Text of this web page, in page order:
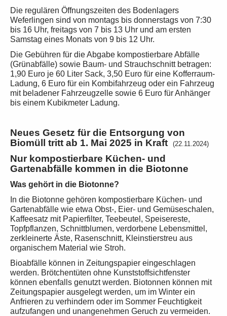
Die regulären Öffnungszeiten des Bodenlagers
Weferlingen sind von montags bis donnerstags von 7:30
bis 16 Uhr, freitags von 7 bis 13 Uhr und am ersten
Samstag eines Monats von 9 bis 12 Uhr.
Die Gebühren für die Abgabe kompostierbare Abfälle
(Grünabfälle) sowie Baum- und Strauchschnitt betragen:
1,90 Euro je 60 Liter Sack, 3,50 Euro für eine Kofferraum-
Ladung, 6 Euro für ein Kombifahrzeug oder ein Fahrzeug
mit beladener Fahrzeugzelle sowie 6 Euro für Anhänger
bis einem Kubikmeter Ladung.
Neues Gesetz für die Entsorgung von
Biomüll tritt ab 1. Mai 2025 in Kraft
(22.11.2024)
Nur kompostierbare Küchen- und
Gartenabfälle kommen in die Biotonne
Was gehört in die Biotonne?
In die Biotonne gehören kompostierbare Küchen- und
Gartenabfälle wie etwa Obst-, Eier- und Gemüseschalen,
Kaffeesatz mit Papierfilter, Teebeutel, Speisereste,
Topfpflanzen, Schnittblumen, verdorbene Lebensmittel,
zerkleinerte Äste, Rasenschnitt, Kleinstierstreu aus
organischem Material wie Stroh.
Bioabfälle können in Zeitungspapier eingeschlagen
werden. Brötchentüten ohne Kunststoffsichtfenster
können ebenfalls genutzt werden. Biotonnen können mit
Zeitungspapier ausgelegt werden, um im Winter ein
Anfrieren zu verhindern oder im Sommer Feuchtigkeit
aufzufangen und unangenehmen Geruch zu vermeiden.